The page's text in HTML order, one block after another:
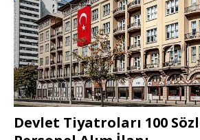
Devlet Tiyatroları 100